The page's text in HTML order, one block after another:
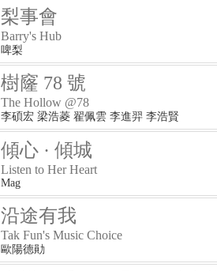
梨事會
Barry's Hub
啤梨
樹窿 78 號
The Hollow @78
李碩宏 梁浩菱 翟佩雲 李進羿 李浩賢
傾心 · 傾城
Listen to Her Heart
Mag
沿途有我
Tak Fun's Music Choice
歐陽德勛